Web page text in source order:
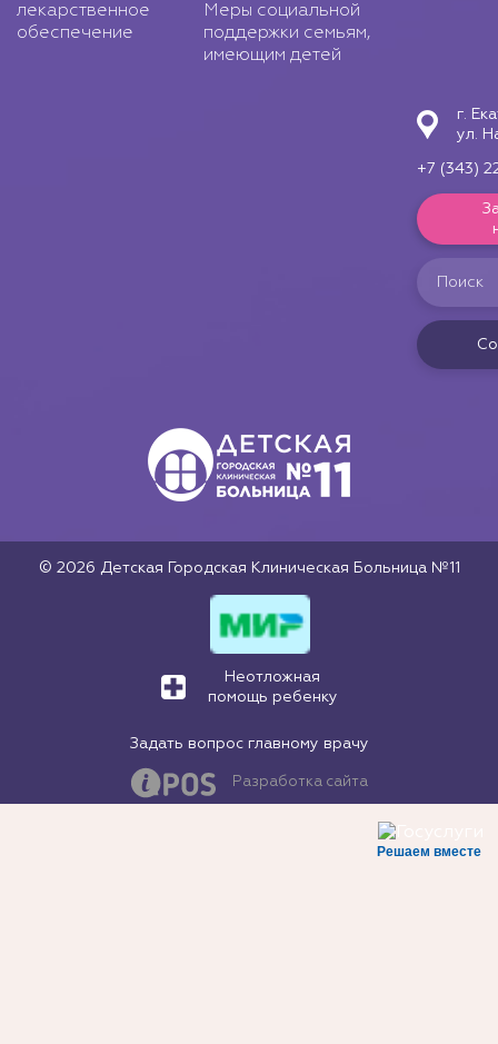
лекарственное
обеспечение
Меры социальной
поддержки семьям,
имеющим детей
г.
ул.
+7 (343)
© 2026 Детская Городская Клиническая Больница №11
Неотложная
помощь ребенку
Задать вопрос главному врачу
Разработка сайта
Решаем вместе